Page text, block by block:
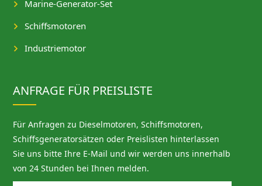
Marine-Generator-Set
Schiffsmotoren
Industriemotor
ANFRAGE FÜR PREISLISTE
Für Anfragen zu Dieselmotoren, Schiffsmotoren,
Schiffsgeneratorsätzen oder Preislisten hinterlassen
Sie uns bitte Ihre E-Mail und wir werden uns innerhalb
von 24 Stunden bei Ihnen melden.